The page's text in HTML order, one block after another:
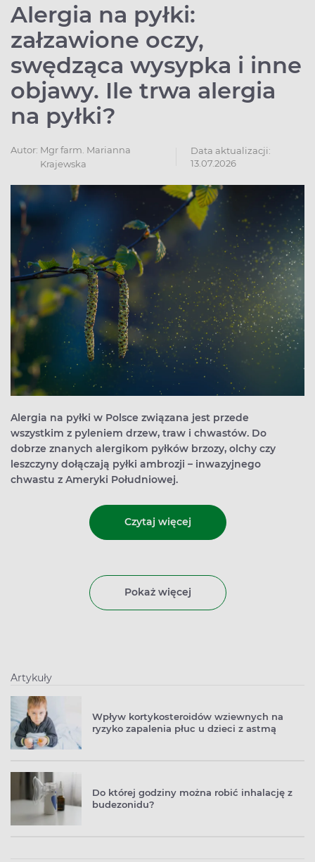
Alergia na pyłki:
załzawione oczy,
swędząca wysypka i inne
objawy. Ile trwa alergia
na pyłki?
Autor: Mgr farm. Marianna
Krajewska
Data aktualizacji:
13.07.2026
Alergia na pyłki w Polsce związana jest przede
wszystkim z pyleniem drzew, traw i chwastów. Do
dobrze znanych alergikom pyłków brzozy, olchy czy
leszczyny dołączają pyłki ambrozji – inwazyjnego
chwastu z Ameryki Południowej.
Czytaj więcej
Pokaż więcej
Artykuły
Wpływ kortykosteroidów wziewnych na
ryzyko zapalenia płuc u dzieci z astmą
Do której godziny można robić inhalację z
budezonidu?